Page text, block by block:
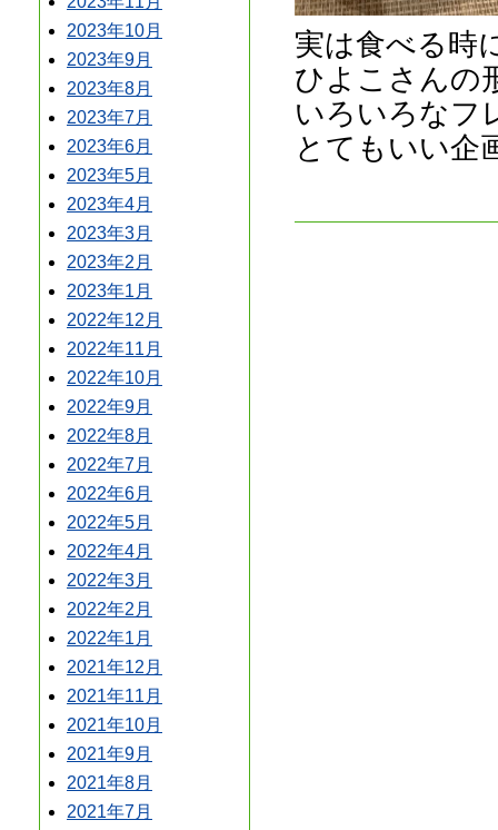
2023年10月
2023年9月
2023年8月
2023年7月
2023年6月
2023年5月
2023年4月
2023年3月
2023年2月
2023年1月
2022年12月
2022年11月
2022年10月
2022年9月
2022年8月
2022年7月
2022年6月
2022年5月
2022年4月
2022年3月
2022年2月
2022年1月
2021年12月
2021年11月
2021年10月
2021年9月
2021年8月
2021年7月
実は食べる時
ひよこさんの
いろいろなフ
とてもいい企